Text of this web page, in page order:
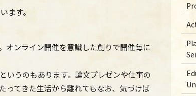
ます。
オンライン開催を意識した創りで開催毎に
いうのもあります。論文プレゼンや仕事の
ってきた生活から離れてもなお、気づけば